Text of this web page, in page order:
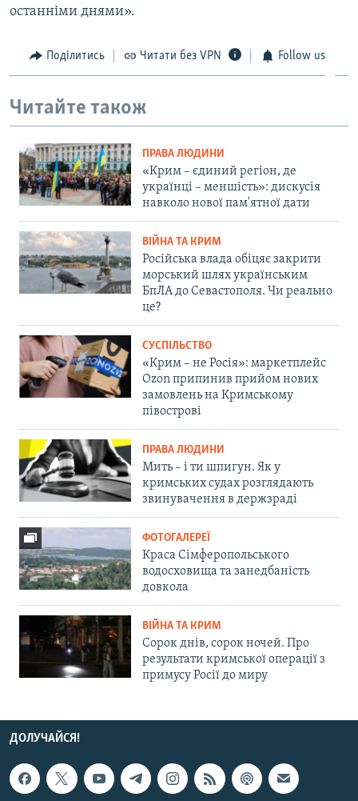
останніми днями».
Поділитись Читати без VPN Follow us
Читайте також
ПРАВА ЛЮДИНИ
«Крим – єдиний регіон, де
українці – меншість»: дискусія
навколо нової пам'ятної дати
ВІЙНА ТА КРИМ
Російська влада обіцяє закрити
морський шлях українським
БпЛА до Севастополя. Чи реально
це?
СУСПІЛЬСТВО
«Крим – не Росія»: маркетплейс
Ozon припинив прийом нових
замовлень на Кримському
півострові
ПРАВА ЛЮДИНИ
Мить – і ти шпигун. Як у
кримських судах розглядають
звинувачення в держзраді
ФОТОГАЛЕРЕЇ
Краса Сімферопольського
водосховища та занедбаність
довкола
ВІЙНА ТА КРИМ
Сорок днів, сорок ночей. Про
результати кримської операції з
примусу Росії до миру
ДОЛУЧАЙСЯ!